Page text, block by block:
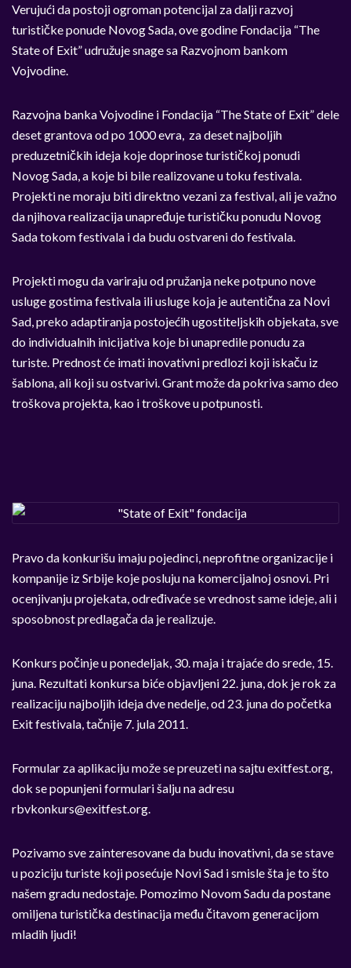
Verujući da postoji ogroman potencijal za dalji razvoj
turističke ponude Novog Sada, ove godine Fondacija “The
State of Exit” udružuje snage sa Razvojnom bankom
Vojvodine.
Razvojna banka Vojvodine i Fondacija “The State of Exit” dele
deset grantova od po 1000 evra, za deset najboljih
preduzetničkih ideja koje doprinose turističkoj ponudi
Novog Sada, a koje bi bile realizovane u toku festivala.
Projekti ne moraju biti direktno vezani za festival, ali je važno
da njihova realizacija unapređuje turističku ponudu Novog
Sada tokom festivala i da budu ostvareni do festivala.
Projekti mogu da variraju od pružanja neke potpuno nove
usluge gostima festivala ili usluge koja je autentična za Novi
Sad, preko adaptiranja postojećih ugostiteljskih objekata, sve
do individualnih inicijativa koje bi unapredile ponudu za
turiste. Prednost će imati inovativni predlozi koji iskaču iz
šablona, ali koji su ostvarivi. Grant može da pokriva samo deo
troškova projekta, kao i troškove u potpunosti.
Pravo da konkurišu imaju pojedinci, neprofitne organizacije i
kompanije iz Srbije koje posluju na komercijalnoj osnovi. Pri
ocenjivanju projekata, određivaće se vrednost same ideje, ali i
sposobnost predlagača da je realizuje.
Konkurs počinje u ponedeljak, 30. maja i trajaće do srede, 15.
juna. Rezultati konkursa biće objavljeni 22. juna, dok je rok za
realizaciju najboljih ideja dve nedelje, od 23. juna do početka
Exit festivala, tačnije 7. jula 2011.
Formular za aplikaciju može se preuzeti na sajtu exitfest.org,
dok se popunjeni formulari šalju na adresu
rbvkonkurs@exitfest.org
Pozivamo sve zainteresovane da budu inovativni, da se stave
u poziciju turiste koji posećuje Novi Sad i smisle šta je to što
našem gradu nedostaje. Pomozimo Novom Sadu da postane
omiljena turistička destinacija među čitavom generacijom
mladih ljudi!